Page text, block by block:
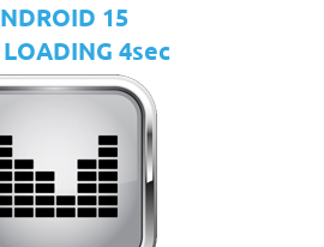
15
LOADING 4sec